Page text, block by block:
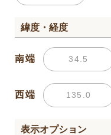
緯度・経度
南端
西端
表示オプション